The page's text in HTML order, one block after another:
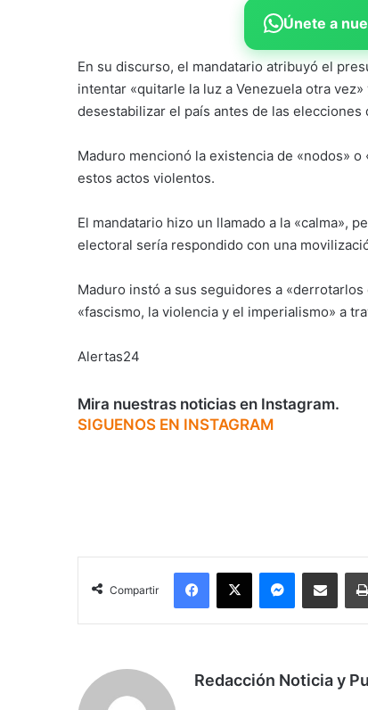
Únete a
En su discurso, el mandatario atribuyó el
intentar «quitarle la luz a Venezuela otra
desestabilizar el país antes de las elecciones
Maduro mencionó la existencia de «nodos»
estos actos violentos.
El mandatario hizo un llamado a la «calma»,
electoral sería respondido con una
Maduro instó a sus seguidores a
«fascismo, la violencia y el imperialismo» a
Alertas24
Mira nuestras noticias en Instagram.
SIGUENOS EN INSTAGRAM
Compartir
Facebook
X Messenger
Compartir por
Redacción Noticia y